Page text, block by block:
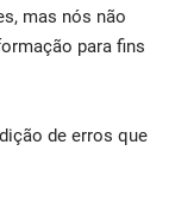
mas nós não
para fins
de erros que